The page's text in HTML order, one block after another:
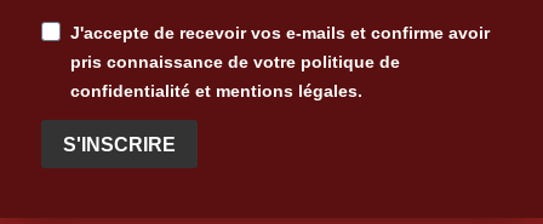
J'accepte de recevoir vos e-mails et confirme avoir
pris connaissance de votre politique de
confidentialité et mentions légales.
S'INSCRIRE